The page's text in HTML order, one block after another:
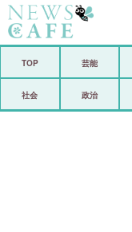
TOP 芸能
社会 政治